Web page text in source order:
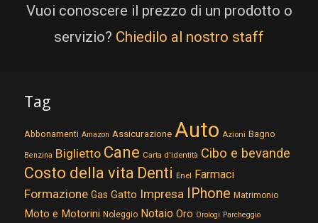
Vuoi conoscere il prezzo di un prodotto o
servizio? Chiedilo al nostro staff
Tag
Abbonamenti Amazon Assicurazione Auto Azioni Bagno
Benzina Biglietto Cane Carta d'identità Cibo e bevande
Costo della vita Denti Enel Farmaci
Formazione Gas Gatto Impresa IPhone Matrimonio
Moto e Motorini Noleggio Notaio Oro Orologi Parcheggio